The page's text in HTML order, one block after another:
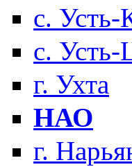
с. Усть-
с.
г. Ухта
НАО
г.